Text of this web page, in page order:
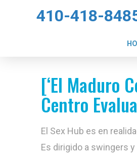
410-418-
[‘El Maduro
Centro
El Sex Hub es en
Es dirigido a swingers